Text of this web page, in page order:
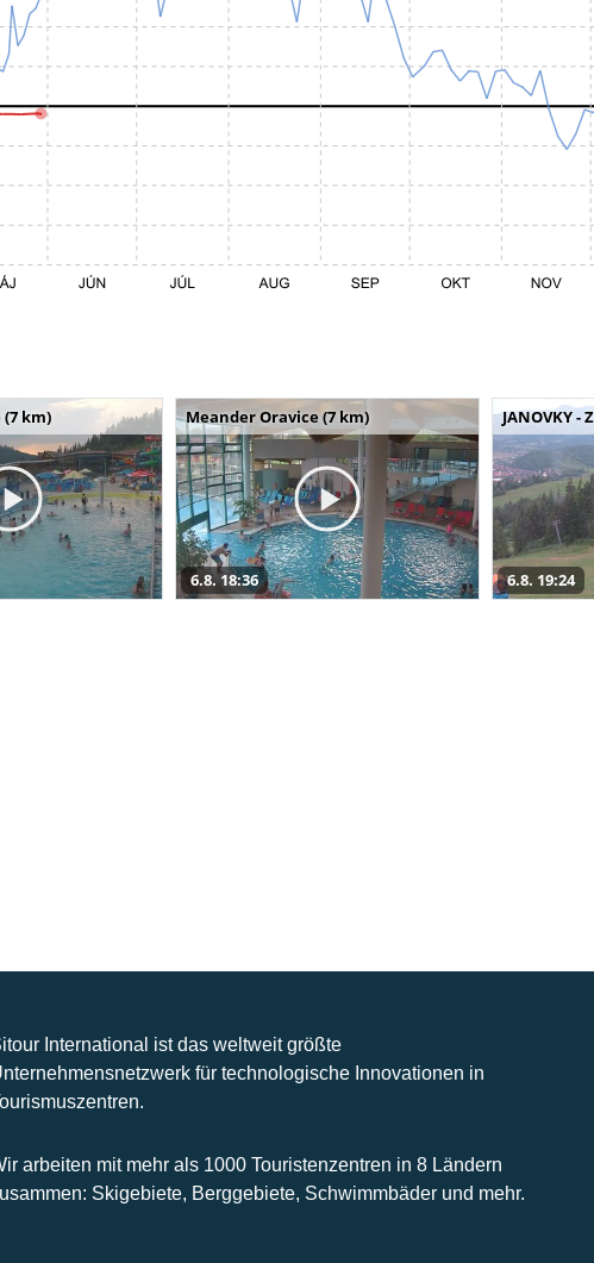
km) Meander Oravice (7 km)
6.8. 18:36
JANOVKY -
6.8. 19:24
International ist das weltweit größte
für technologische Innovationen in
arbeiten mit mehr als 1000 Touristenzentren in 8 Ländern
Skigebiete, Berggebiete, Schwimmbäder und mehr.